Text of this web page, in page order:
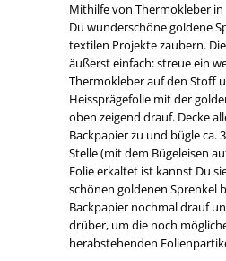
Mithilfe von Thermokleber
Du wunderschöne goldene
textilen Projekte zaubern.
äußerst einfach: streue ein
Thermokleber auf den Stoff
Heissprägefolie mit der
oben zeigend drauf. Decke
Backpapier zu und bügle ca.
Stelle (mit dem Bügeleisen
Folie erkaltet ist kannst Du
schönen goldenen Sprenkel
Backpapier nochmal drauf
drüber, um die noch
herabstehenden